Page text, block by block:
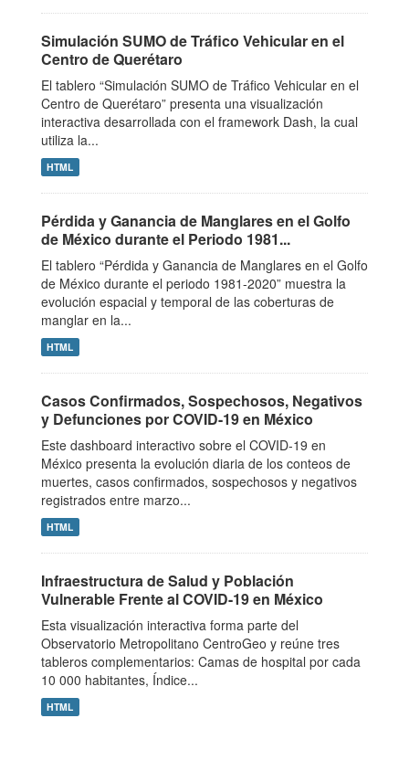
Simulación SUMO de Tráfico Vehicular en el
Centro de Querétaro
El tablero “Simulación SUMO de Tráfico Vehicular en el
Centro de Querétaro” presenta una visualización
interactiva desarrollada con el framework Dash, la cual
utiliza la...
HTML
Pérdida y Ganancia de Manglares en el Golfo
de México durante el Periodo 1981...
El tablero “Pérdida y Ganancia de Manglares en el Golfo
de México durante el periodo 1981-2020” muestra la
evolución espacial y temporal de las coberturas de
manglar en la...
HTML
Casos Confirmados, Sospechosos, Negativos
y Defunciones por COVID-19 en México
Este dashboard interactivo sobre el COVID-19 en
México presenta la evolución diaria de los conteos de
muertes, casos confirmados, sospechosos y negativos
registrados entre marzo...
HTML
Infraestructura de Salud y Población
Vulnerable Frente al COVID-19 en México
Esta visualización interactiva forma parte del
Observatorio Metropolitano CentroGeo y reúne tres
tableros complementarios: Camas de hospital por cada
10 000 habitantes, Índice...
HTML